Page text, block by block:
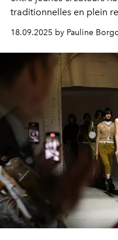
traditionnelles en plein
18.09.2025 by Pauline